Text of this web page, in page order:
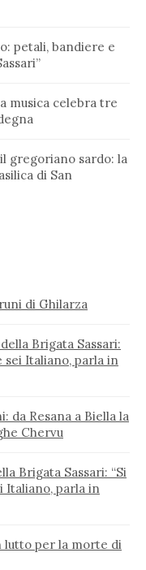
petali, bandiere e
musica celebra tre
gregoriano sardo: la
di San
di Ghilarza
Brigata Sassari:
sei Italiano, parla in
da Resana a Biella la
Chervu
Brigata Sassari: “Si
Italiano, parla in
lutto per la morte di